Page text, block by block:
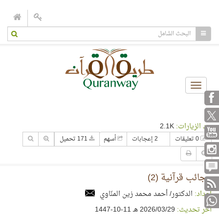
Toggle
navigation
عدد الزيارات:
2 إعجابات أسهم
عجائب قرآنية (2)
إعداد: الدكتور/ أحمد محمد زين المنّاوي
آخر تحديث: 29‏/03‏/2026 هـ 11-10-1447